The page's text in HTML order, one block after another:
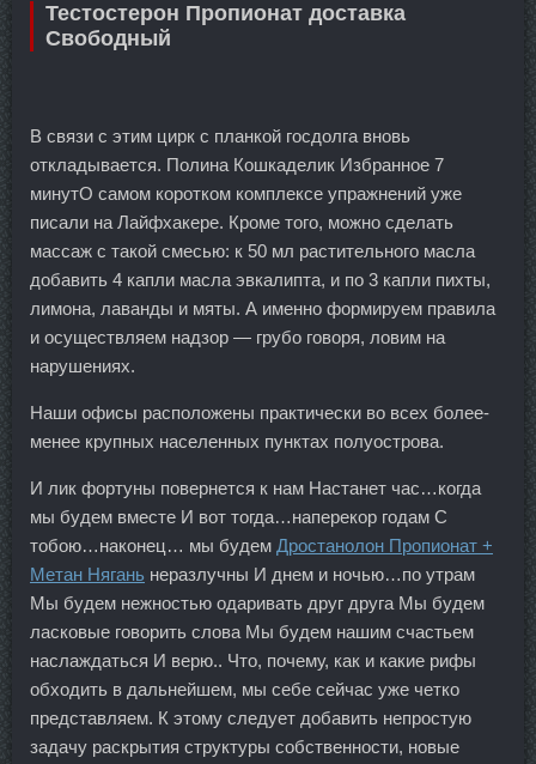
Тестостерон Пропионат доставка
Свободный
В связи с этим цирк с планкой госдолга вновь
откладывается. Полина Кошкаделик Избранное 7
минутО самом коротком комплексе упражнений уже
писали на Лайфхакере. Кроме того, можно сделать
массаж с такой смесью: к 50 мл растительного масла
добавить 4 капли масла эвкалипта, и по 3 капли пихты,
лимона, лаванды и мяты. А именно формируем правила
и осуществляем надзор — грубо говоря, ловим на
нарушениях.
Наши офисы расположены практически во всех более-
менее крупных населенных пунктах полуострова.
И лик фортуны повернется к нам Настанет час…когда
мы будем вместе И вот тогда…наперекор годам С
тобою…наконец… мы будем Дростанолон Пропионат +
Метан Нягань неразлучны И днем и ночью…по утрам
Мы будем нежностью одаривать друг друга Мы будем
ласковые говорить слова Мы будем нашим счастьем
наслаждаться И верю.. Что, почему, как и какие рифы
обходить в дальнейшем, мы себе сейчас уже четко
представляем. К этому следует добавить непростую
задачу раскрытия структуры собственности, новые